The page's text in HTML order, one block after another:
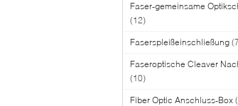
Faser-gemeinsame
(12)
Faserspleißeinschließung
Faseroptische Cleaver
(10)
Fiber Optic Anschluss-Box